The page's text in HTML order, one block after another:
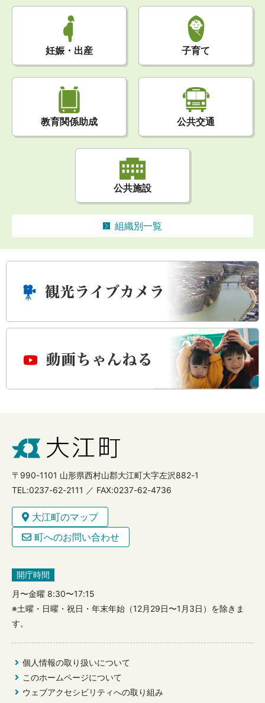
妊娠・出産 子育て
教育関係助成 公共交通
公共施設
組織別一覧
〒990-1101 山形県西村山郡大江町大字左沢882-1
TEL:0237-62-2111 ／ FAX:0237-62-4736
大江町のマップ
町へのお問い合わせ
開庁時間
月〜金曜 8:30〜17:15
※土曜・日曜・祝日・年末年始（12月29日〜1月3日）を除きま
す。
個人情報の取り扱いについて
このホームページについて
ウェブアクセシビリティへの取り組み